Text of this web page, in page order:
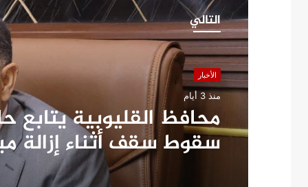
التالي
الأخبار
منذ 3 أيام
محافظ القليوبية يتابع
سقوط سقف أثناء إزالة
مخالف بطوخ ويوجه